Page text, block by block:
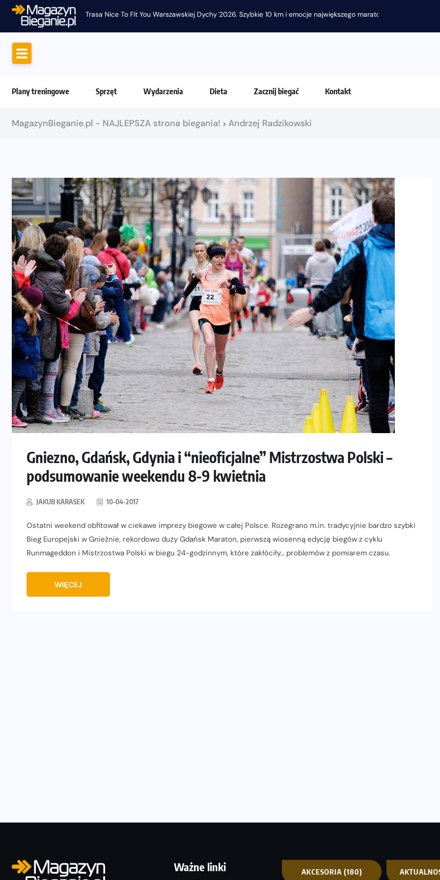
Trasa Nice To Fit You Warszawskiej Dychy 2026. Szybkie 10 km i emocje największego maratonu w...
Plany treningowe Sprzęt Wydarzenia Dieta Zacznij biegać Kontakt
MagazynBieganie.pl - NAJLEPSZA strona biegania! > Andrzej Radzikowski
Gniezno, Gdańsk, Gdynia i “nieoficjalne” Mistrzostwa Polski –
podsumowanie weekendu 8-9 kwietnia
JAKUB KARASEK 10-04-2017
Ostatni weekend obfitował w ciekawe imprezy biegowe w całej Polsce. Rozegrano m.in. tradycyjnie bardzo szybki
Bieg Europejski w Gnieźnie, rekordowo duży Gdańsk Maraton, pierwszą wiosenną edycję biegów z cyklu
Runmageddon i Mistrzostwa Polski w biegu 24-godzinnym, które zakłóciły… problemów z pomiarem czasu.
WIĘCEJ
Ważne linki AKCESORIA (180)